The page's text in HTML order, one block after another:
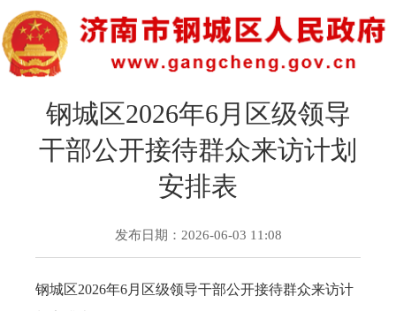
钢城区2026年6月区级领导
干部公开接待群众来访计划
安排表
发布日期：2026-06-03 11:08
钢城区2026年6月区级领导干部公开接待群众来访计